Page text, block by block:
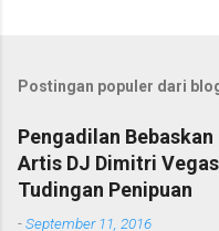
Postingan populer dari
Pengadilan
Artis DJ Dimitri
Tudingan Penipuan
-September 11, 2016